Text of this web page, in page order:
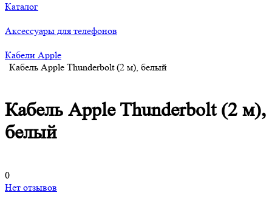
Каталог
Аксессуары для телефонов
Кабели Apple
Кабель Apple Thunderbolt (2 м), белый
Кабель Apple Thunderbolt (2 м),
белый
0
Нет отзывов